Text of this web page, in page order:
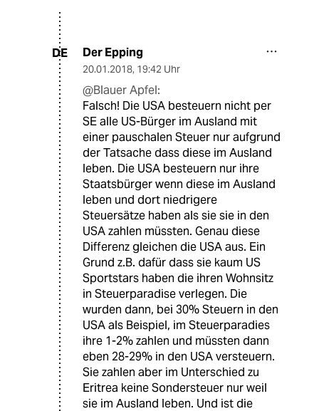
DE Der Epping
20.01.2018, 19:42 Uhr
@Blauer Apfel:
Falsch! Die USA besteuern nicht per
SE alle US-Bürger im Ausland mit
einer pauschalen Steuer nur aufgrund
der Tatsache dass diese im Ausland
leben. Die USA besteuern nur ihre
Staatsbürger wenn diese im Ausland
leben und dort niedrigere
Steuersätze haben als sie sie in den
USA zahlen müssten. Genau diese
Differenz gleichen die USA aus. Ein
Grund z.B. dafür dass sie kaum US
Sportstars haben die ihren Wohnsitz
in Steuerparadise verlegen. Die
wurden dann, bei 30% Steuern in den
USA als Beispiel, im Steuerparadies
ihre 1-2% zahlen und müssten dann
eben 28-29% in den USA versteuern.
Sie zahlen aber im Unterschied zu
Eritrea keine Sondersteuer nur weil
sie im Ausland leben. Und ist die